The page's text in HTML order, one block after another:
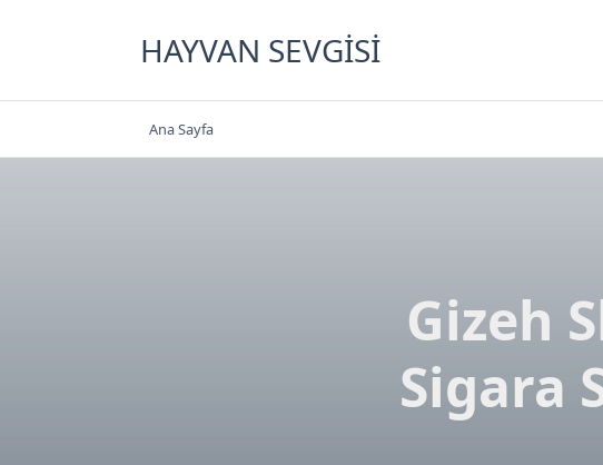
HAYVAN SEVGISI
Ana Sayfa
Gizeh
Sigara